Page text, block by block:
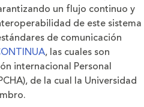
un flujo continuo y
de este sistema
de comunicación
, las cuales son
internacional Personal
de la cual la Universidad